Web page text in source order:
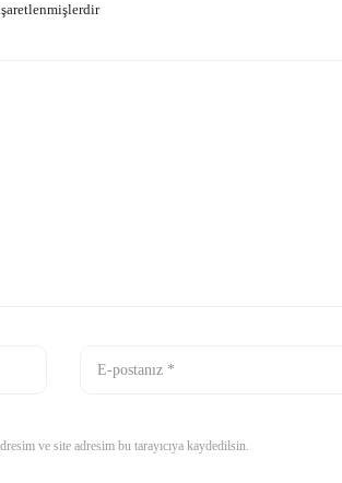
ve site adresim bu tarayıcıya kaydedilsin.